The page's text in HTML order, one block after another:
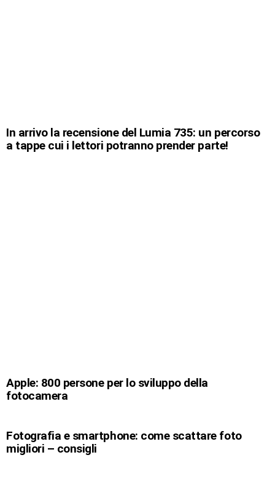
In arrivo la recensione del Lumia 735: un percorso
a tappe cui i lettori potranno prender parte!
Apple: 800 persone per lo sviluppo della
fotocamera
Fotografia e smartphone: come scattare foto
migliori – consigli